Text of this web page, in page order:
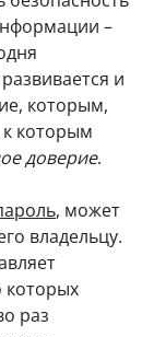
–
и
которым,
которым
доверие.
, может
владельцу.
которых
раз